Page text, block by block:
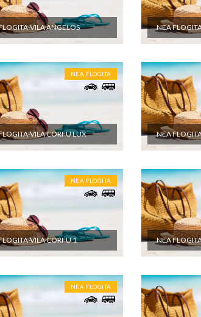
VILA ANGELOS NEA
NEA FLOGITA
VILA CORFU LUX NEA
NEA FLOGITA
VILA CORFU 1 NEA
NEA FLOGITA